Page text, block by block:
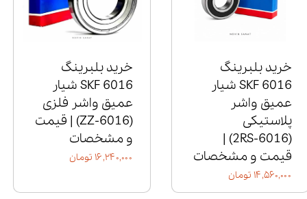
خرید بلبرینگ
6016 SKF شیار
عمیق واشر
پلاستیکی
(6016‑2RS) |
قیمت و مشخصات
۱۴,۵۶۰,۰۰۰ تومان
خرید بلبرینگ
6016 SKF شیار
عمیق واشر فلزی
(6016‑ZZ) | قیمت
و مشخصات
۱۶,۲۴۰,۰۰۰ تومان